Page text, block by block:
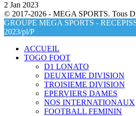
2 Jan 2023
© 2017-2026 - MEGA SPORTS. Tous
GROUPE MEGA SPORTS -
2023/pl/P
ACCUEIL
TOGO FOOT
D1 LONATO
DEUXIEME DIVISION
TROISIEME DIVISION
EPERVIERS DAMES
NOS INTERNATIONAUX
FOOTBALL FEMININ